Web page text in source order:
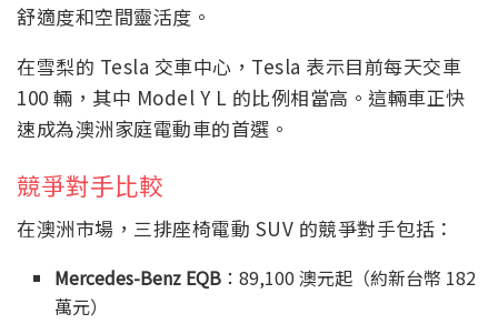
舒適度和空間靈活度。
在雪梨的 Tesla 交車中心，Tesla 表示目前每天交車
100 輛，其中 Model Y L 的比例相當高。這輛車正快
速成為澳洲家庭電動車的首選。
競爭對手比較
在澳洲市場，三排座椅電動 SUV 的競爭對手包括：
Mercedes-Benz EQB ：89,100 澳元起（約新台幣 182
萬元）